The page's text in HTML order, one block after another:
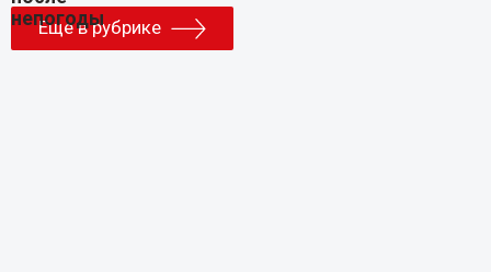
Еще в рубрике